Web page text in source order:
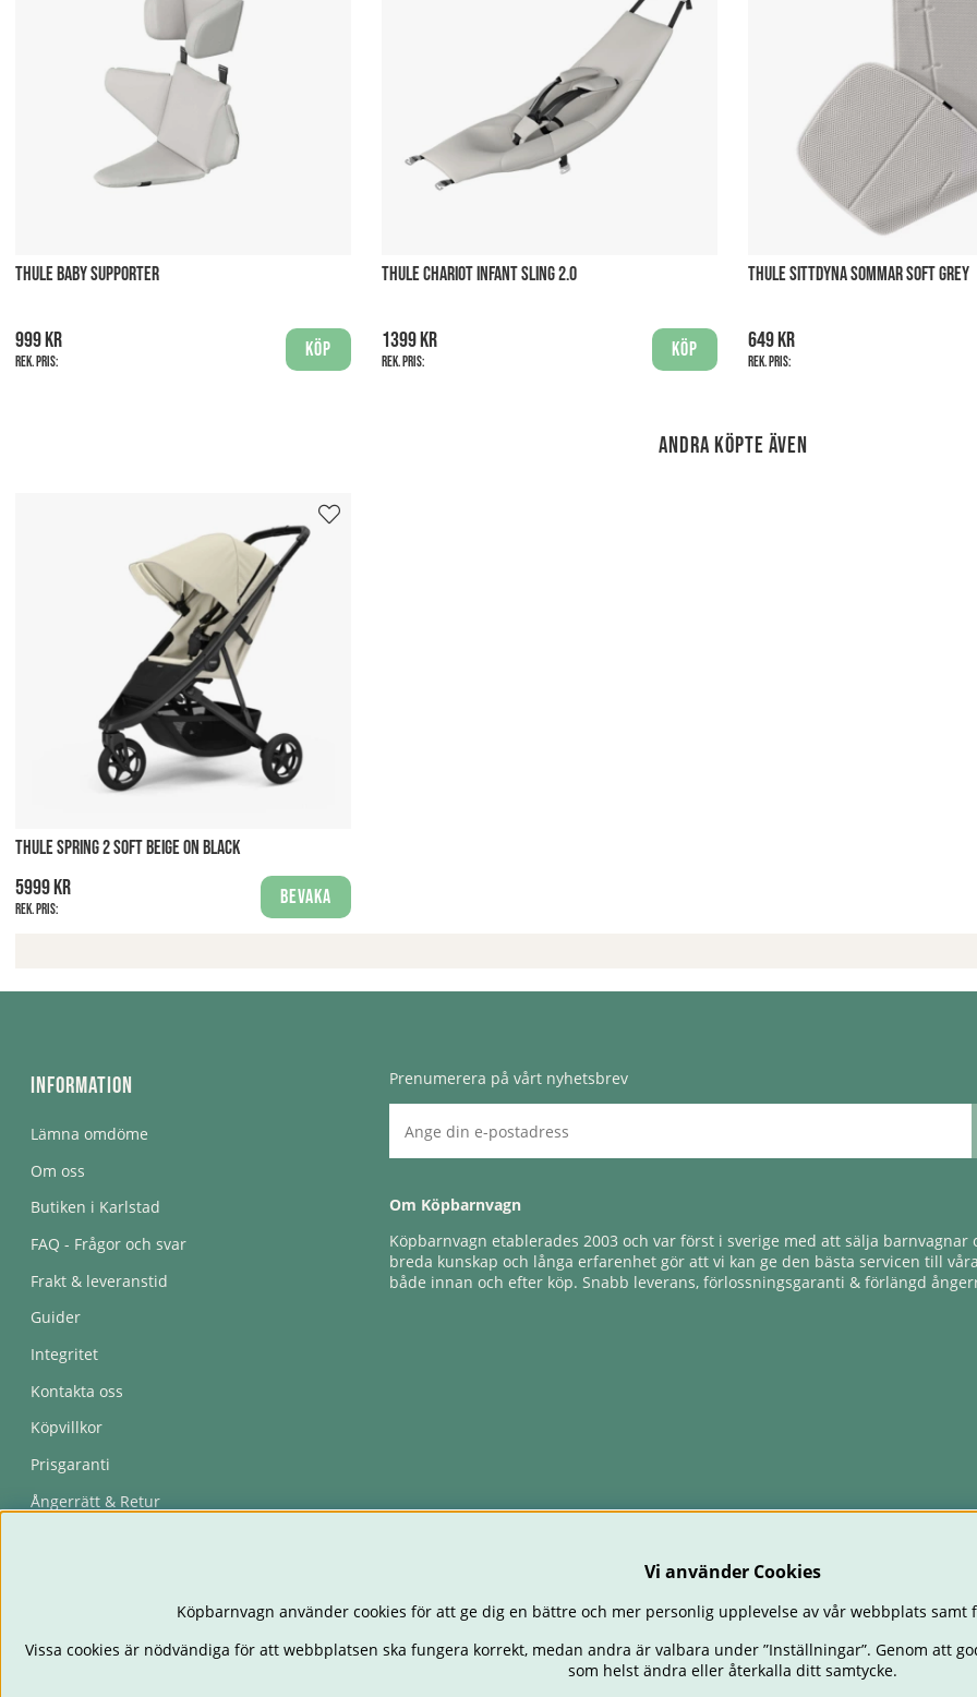
THULE BABY SUPPORTER
999 kr
Rek. pris:
Köp
THULE CHARIOT INFANT SLING 2.0
1399 kr
Rek. pris:
Köp
THULE SITTDYNA SOMMAR SOFT GREY
649 kr
Rek. pris:
Andra köpte även
THULE SPRING 2 SOFT BEIGE ON BLACK
5999 kr
Rek. pris:
Bevaka
Information
Lämna omdöme
Om oss
Butiken i Karlstad
FAQ - Frågor och svar
Frakt & leveranstid
Guider
Integritet
Kontakta oss
Köpvillkor
Prisgaranti
Ångerrätt & Retur
Prenumerera på vårt nyhetsbrev
Om Köpbarnvagn
Köpbarnvagn etablerades 2003 och var först i sverige med att sälja barnvagnar
breda kunskap och långa erfarenhet gör att vi kan ge den bästa servicen till
både innan och efter köp. Snabb leverans, förlossningsgaranti & förlängd
Vi använder Cookies
Köpbarnvagn använder cookies för att ge dig en bättre och mer personlig upplevelse av vår webbplats samt
Vissa cookies är nödvändiga för att webbplatsen ska fungera korrekt, medan andra är valbara under ”Inställningar”. Genom att
som helst ändra eller återkalla ditt samtycke.